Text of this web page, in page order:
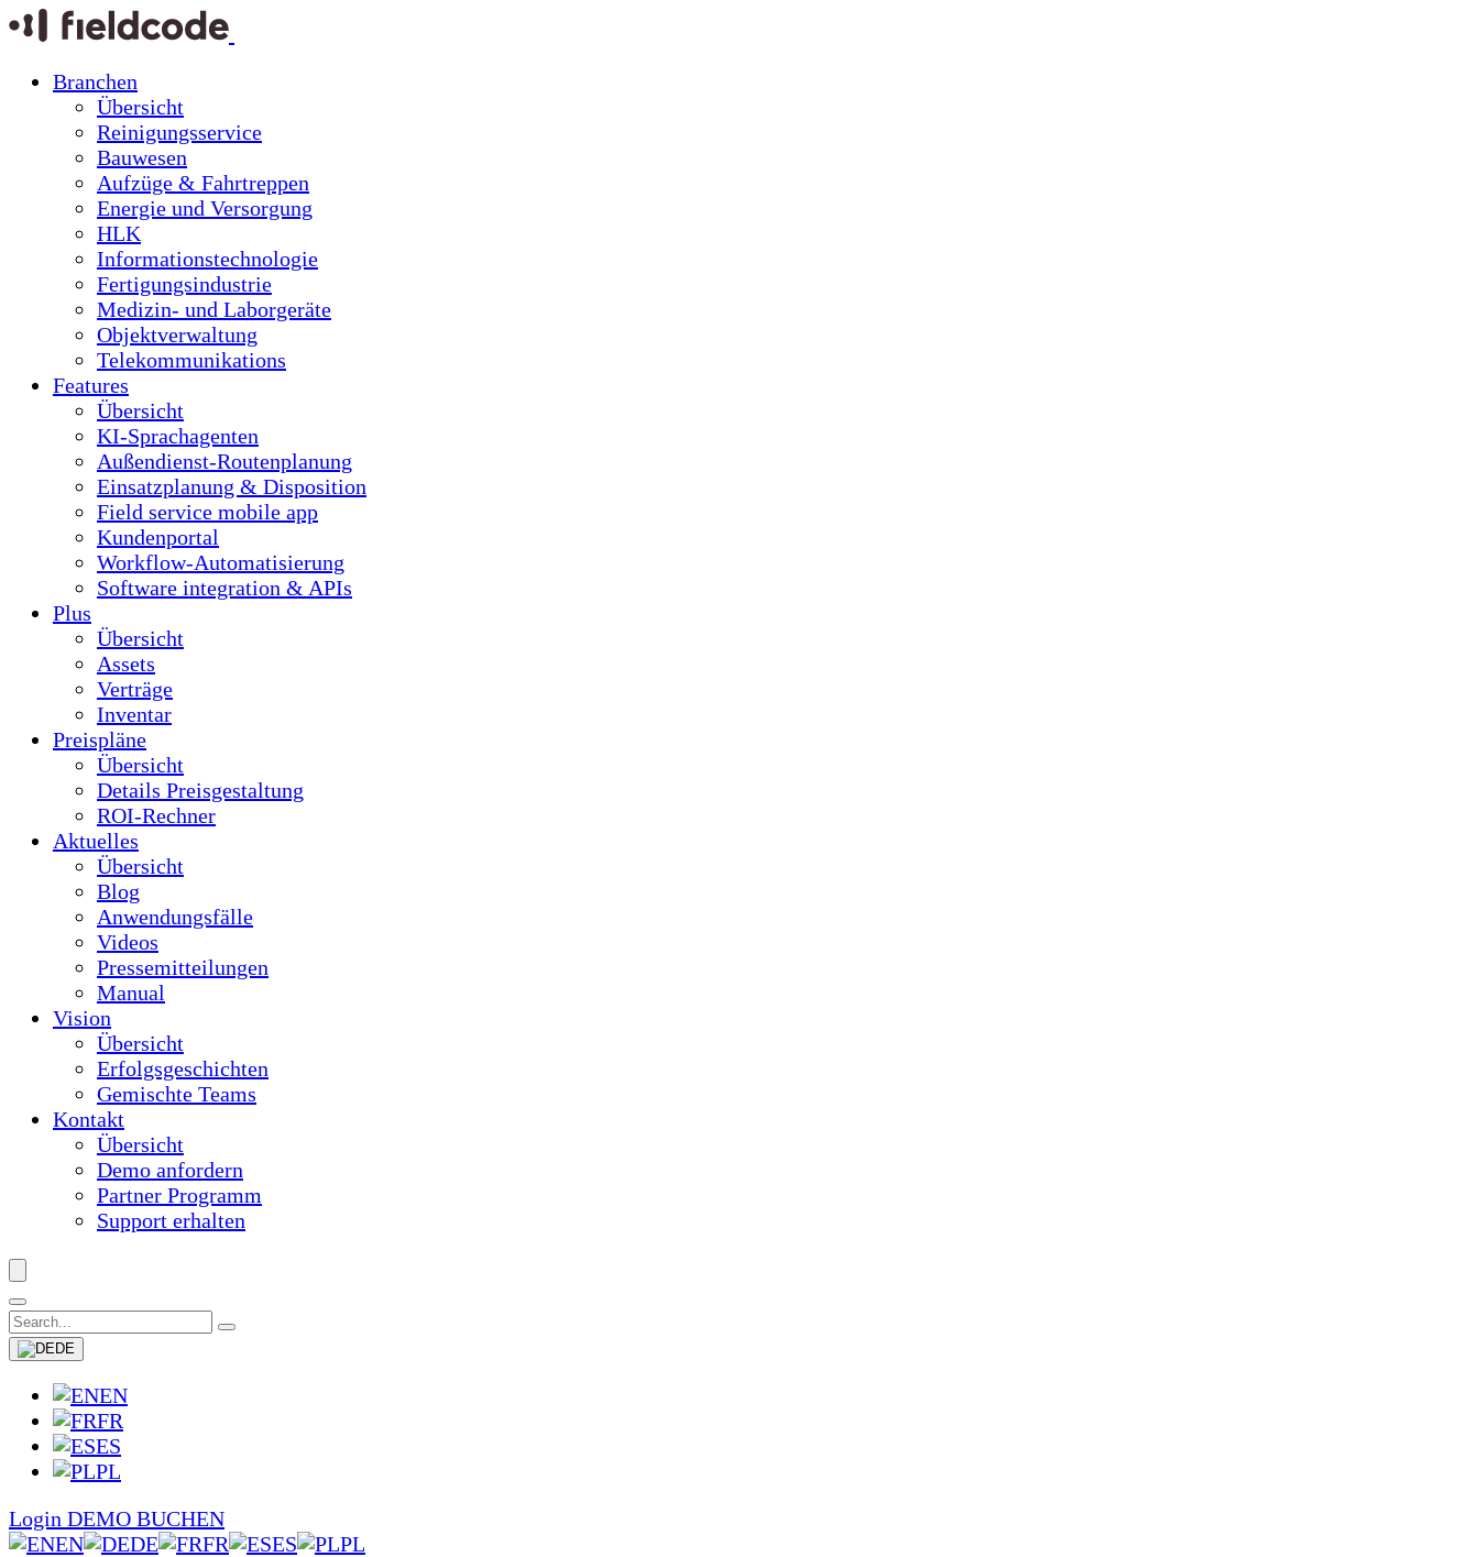
Branchen
Übersicht
Reinigungsservice
Bauwesen
Aufzüge & Fahrtreppen
Energie und Versorgung
HLK
Informationstechnologie
Fertigungsindustrie
Medizin- und Laborgeräte
Objektverwaltung
Telekommunikations
Features
Übersicht
KI-Sprachagenten
Außendienst-Routenplanung
Einsatzplanung & Disposition
Field service mobile app
Kundenportal
Workflow-Automatisierung
Software integration & APIs
Plus
Übersicht
Assets
Verträge
Inventar
Preispläne
Übersicht
Details Preisgestaltung
ROI-Rechner
Aktuelles
Übersicht
Blog
Anwendungsfälle
Videos
Pressemitteilungen
Manual
Vision
Übersicht
Erfolgsgeschichten
Gemischte Teams
Kontakt
Übersicht
Demo anfordern
Partner Programm
Support erhalten
DE
EN
FR
ES
PL
Login DEMO BUCHEN
EN
DE FR ES PL